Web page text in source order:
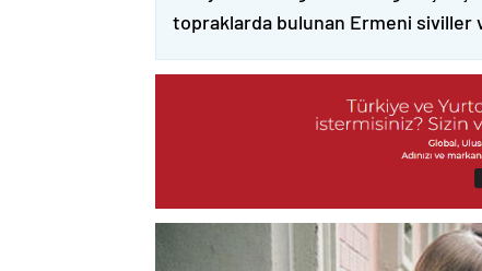
topraklarda bulunan Ermeni siviller